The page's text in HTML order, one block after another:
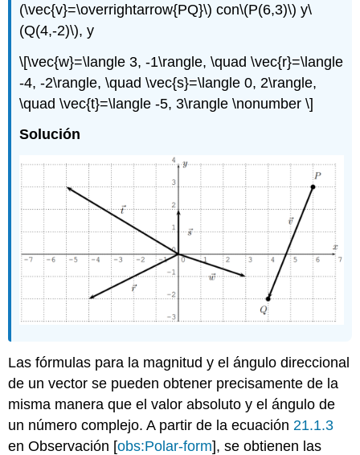
(\vec{v}=\overrightarrow{PQ}\) con\(P(6,3)\) y\
(Q(4,-2)\), y
\[\vec{w}=\langle 3, -1\rangle, \quad \vec{r}=\langle
-4, -2\rangle, \quad \vec{s}=\langle 0, 2\rangle,
\quad \vec{t}=\langle -5, 3\rangle \nonumber \]
Solución
Las fórmulas para la magnitud y el ángulo direccional
de un vector se pueden obtener precisamente de la
misma manera que el valor absoluto y el ángulo de
un número complejo. A partir de la ecuación 21.1.3
en Observación [obs:Polar-form], se obtienen las